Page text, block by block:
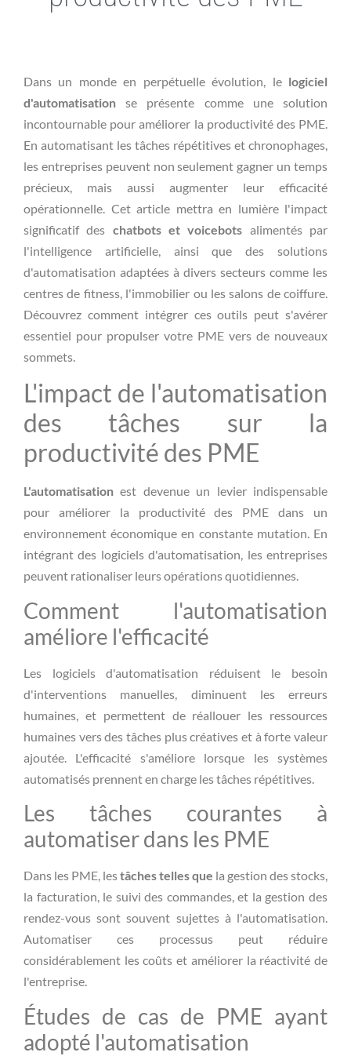
Dans un monde en perpétuelle évolution, le logiciel
d'automatisation se présente comme une solution
incontournable pour améliorer la productivité des PME.
En automatisant les tâches répétitives et chronophages,
les entreprises peuvent non seulement gagner un temps
précieux, mais aussi augmenter leur efficacité
opérationnelle. Cet article mettra en lumière l'impact
significatif des chatbots et voicebots alimentés par
l'intelligence artificielle, ainsi que des solutions
d'automatisation adaptées à divers secteurs comme les
centres de fitness, l'immobilier ou les salons de coiffure.
Découvrez comment intégrer ces outils peut s'avérer
essentiel pour propulser votre PME vers de nouveaux
sommets.
L'impact de l'automatisation
des tâches sur la
productivité des PME
L'automatisation est devenue un levier indispensable
pour améliorer la productivité des PME dans un
environnement économique en constante mutation. En
intégrant des logiciels d'automatisation, les entreprises
peuvent rationaliser leurs opérations quotidiennes.
Comment l'automatisation
améliore l'efficacité
Les logiciels d'automatisation réduisent le besoin
d'interventions manuelles, diminuent les erreurs
humaines, et permettent de réallouer les ressources
humaines vers des tâches plus créatives et à forte valeur
ajoutée. L'efficacité s'améliore lorsque les systèmes
automatisés prennent en charge les tâches répétitives.
Les tâches courantes à
automatiser dans les PME
Dans les PME, lestâches telles que la gestion des stocks,
la facturation, le suivi des commandes, et la gestion des
rendez-vous sont souvent sujettes à l'automatisation.
Automatiser ces processus peut réduire
considérablement les coûts et améliorer la réactivité de
l'entreprise.
Études de cas de PME ayant
adopté l'automatisation